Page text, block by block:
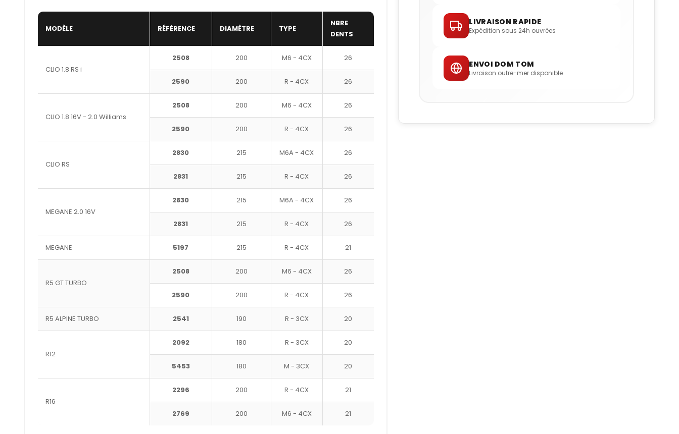
MODÈLE RÉFÉRENCE DIAMÈTRE TYPE
NBRE
DENTS
CLIO 1.8 RS i
2508 200 M6 - 4CX 26
2590 200 R - 4CX 26
CLIO 1.8 16V - 2.0 Williams
2508 200 M6 - 4CX 26
2590 200 R - 4CX 26
CLIO RS
2830 215 M6A - 4CX 26
2831 215 R - 4CX 26
MEGANE 2.0 16V
2830 215 M6A - 4CX 26
2831 215 R - 4CX 26
MEGANE 5197 215 R - 4CX 21
R5 GT TURBO
2508 200 M6 - 4CX 26
2590 200 R - 4CX 26
R5 ALPINE TURBO 2541 190 R - 3CX 20
R12
2092 180 R - 3CX 20
5453 180 M - 3CX 20
R16
2296 200 R - 4CX 21
2769 200 M6 - 4CX 21
LIVRAISON RAPIDE
Expédition sous 24h ouvrées
ENVOI DOM TOM
Livraison outre-mer disponible